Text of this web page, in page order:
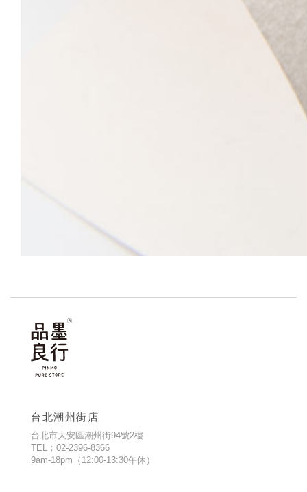
台北潮州街店
台北市大安區潮州街94號2樓
TEL：02-2396-8366
9am-18pm（12:00-13:30午休）